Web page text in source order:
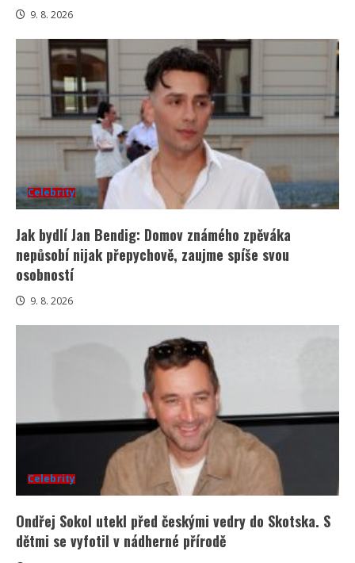
9. 8. 2026
Celebrity
Jak bydlí Jan Bendig: Domov známého zpěváka
nepůsobí nijak přepychově, zaujme spíše svou
osobností
9. 8. 2026
Celebrity
Ondřej Sokol utekl před českými vedry do Skotska. S
dětmi se vyfotil v nádherné přírodě